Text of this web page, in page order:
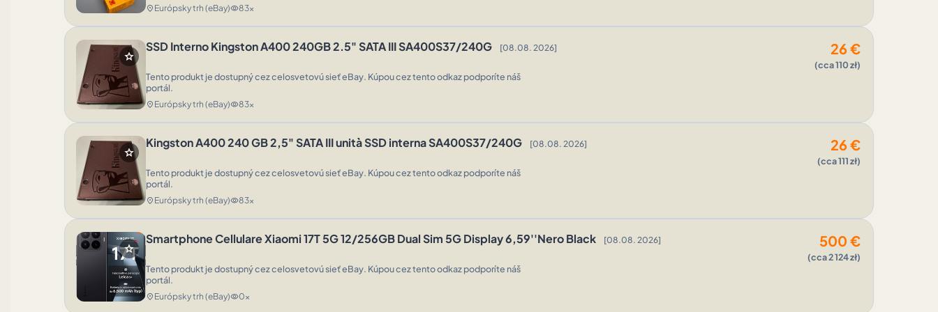
location_on Európsky trh (eBay)visibility83x
star
SSD Interno Kingston A400 240GB 2.5" SATA III SA400S37/240G [08.08. 2026] 26€
(cca 110 zł)
Tento produkt je dostupný cez celosvetovú sieť eBay. Kúpou cez tento odkaz podporíte náš
portál.
location_on Európsky trh (eBay)visibility83x
star
Kingston A400 240 GB 2,5" SATA III unità SSD interna SA400S37/240G [08.08. 2026] 26€
(cca 111 zł)
Tento produkt je dostupný cez celosvetovú sieť eBay. Kúpou cez tento odkaz podporíte náš
portál.
location_on Európsky trh (eBay)visibility83x
star
Smartphone Cellulare Xiaomi 17T 5G 12/256GB Dual Sim 5G Display 6,59''Nero Black [08.08. 2026] 500 €
(cca 2 124 zł)
Tento produkt je dostupný cez celosvetovú sieť eBay. Kúpou cez tento odkaz podporíte náš
portál.
location_on Európsky trh (eBay)visibility0x